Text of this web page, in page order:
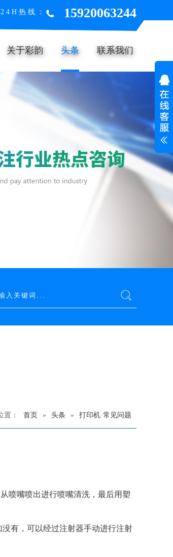
24H热线： 15920063244
关于彩韵 头条 联系我们
置： 首页 » 头条 » 打印机·常见问题
喷嘴喷出进行喷嘴清洗，最后用塑
有，可以经过注射器手动进行注射